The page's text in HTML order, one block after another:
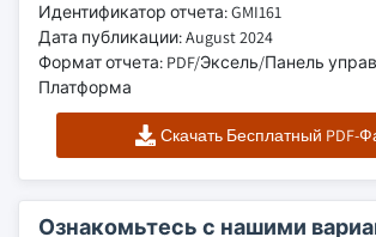
Идентификатор отчета: GMI161
Дата публикации: August 2024
Формат отчета: PDF/Эксель/Панель
Платформа
Скачать Бесплатный PDF-
Ознакомьтесь с нашими